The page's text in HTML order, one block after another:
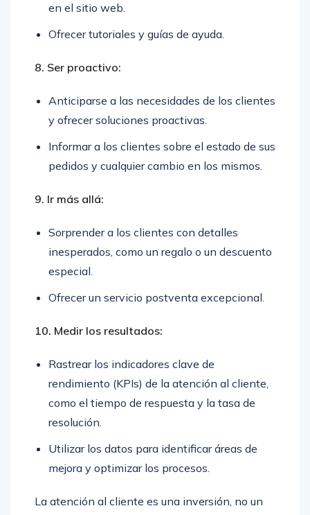
en el sitio web.
Ofrecer tutoriales y guías de ayuda.
8. Ser proactivo:
Anticiparse a las necesidades de los clientes
y ofrecer soluciones proactivas.
Informar a los clientes sobre el estado de sus
pedidos y cualquier cambio en los mismos.
9. Ir más allá:
Sorprender a los clientes con detalles
inesperados, como un regalo o un descuento
especial.
Ofrecer un servicio postventa excepcional.
10. Medir los resultados:
Rastrear los indicadores clave de
rendimiento (KPIs) de la atención al cliente,
como el tiempo de respuesta y la tasa de
resolución.
Utilizar los datos para identificar áreas de
mejora y optimizar los procesos.
La atención al cliente es una inversión, no un